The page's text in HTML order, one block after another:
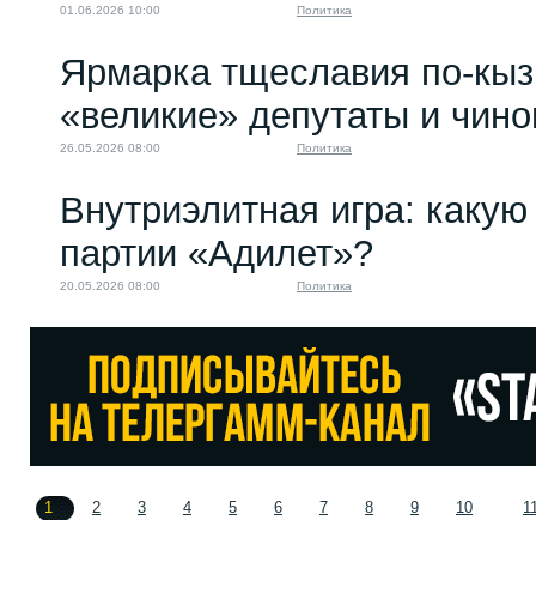
01.06.2026 10:00 Политика
Ярмарка тщеславия по-
«великие» депутаты и
26.05.2026 08:00 Политика
Внутриэлитная игра: какую
партии «Адилет»?
20.05.2026 08:00 Политика
1 2 3 4 5 6 7 8 9 10